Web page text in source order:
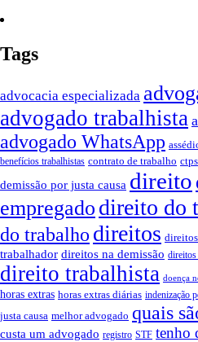
Tags
advocacia especializada
advogado trabalhista
advogado WhatsApp
benefícios trabalhistas contrato de trabalho ctps
demissão por justa causa direito
empregado direito do
do trabalho direitos
trabalhador direitos na demissão
direito trabalhista doença
horas extras horas extras diárias indenização
justa causa melhor advogado quais
custa um advogado registro STF tenho